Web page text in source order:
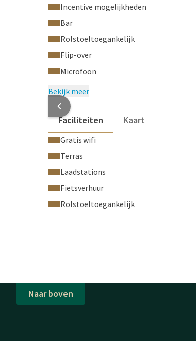
Incentive mogelijkheden
Bar
Rolstoeltoegankelijk
Flip-over
Microfoon
Bekijk meer
Faciliteiten
Kaart
Gratis wifi
Terras
Laadstations
Fietsverhuur
Rolstoeltoegankelijk
Naar boven